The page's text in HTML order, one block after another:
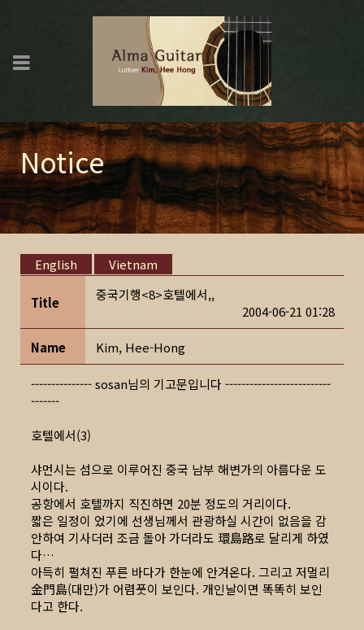
Notice
English Vietnam
Title
중국기행<8>호텔에서,,
2004-06-21 01:28
Name Kim, Hee-Hong
--------------- sosan님의 기고문입니다 --------------------------
-------
호텔에서(3)
샤먼시는 섬으로 이루어진 중국 남부 해변가의 아름다운 도
시이다.
공항에서 호텔까지 직진하면 20분 정도의 거리이다.
짧은 일정이 었기에 선생님께서 관광하실 시간이 없음을 감
안하여 기사더러 조금 돌아 가더라도 環島路로 달리게 하였
다…
아득히 펼쳐진 푸른 바다가 한눈에 안겨온다. 그리고 저멀리
金門島(대만)가 어렴풋이 보인다. 개인날이면 똑똑히 보인
다고 한다.